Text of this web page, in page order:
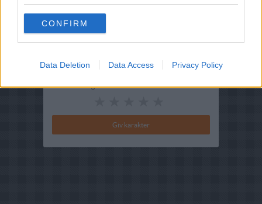
CONFIRM
Data Deletion Data Access Privacy Policy
Redigeret:2022-07-26
Bedøm retten
Din vurdering: